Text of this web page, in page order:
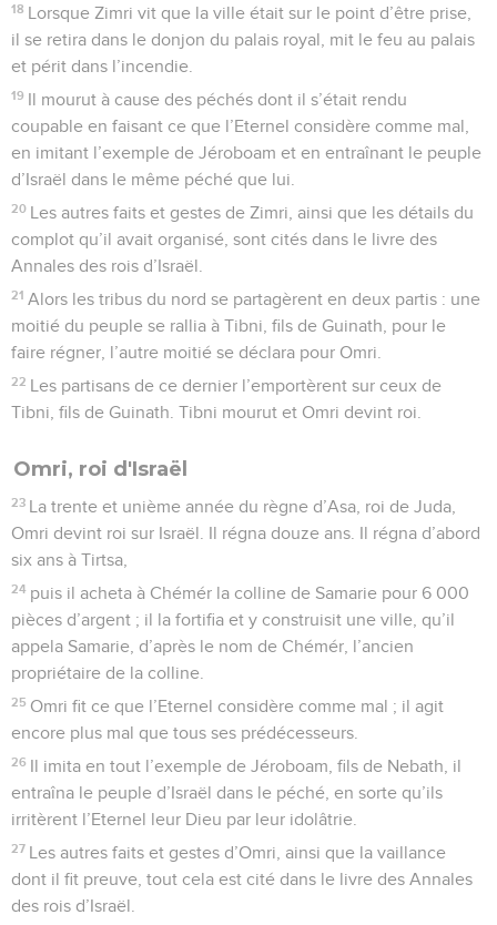
18 Lorsque Zimri vit que la ville était sur le point d’être prise,
il se retira dans le donjon du palais royal, mit le feu au palais
et périt dans l’incendie.
19 Il mourut à cause des péchés dont il s’était rendu
coupable en faisant ce que l’Eternel considère comme mal,
en imitant l’exemple de Jéroboam et en entraînant le peuple
d’Israël dans le même péché que lui.
20 Les autres faits et gestes de Zimri, ainsi que les détails du
complot qu’il avait organisé, sont cités dans le livre des
Annales des rois d’Israël.
21 Alors les tribus du nord se partagèrent en deux partis : une
moitié du peuple se rallia à Tibni, fils de Guinath, pour le
faire régner, l’autre moitié se déclara pour Omri.
22 Les partisans de ce dernier l’emportèrent sur ceux de
Tibni, fils de Guinath. Tibni mourut et Omri devint roi.
Omri, roi d'Israël
23 La trente et unième année du règne d’Asa, roi de Juda,
Omri devint roi sur Israël. Il régna douze ans. Il régna d’abord
six ans à Tirtsa,
24 puis il acheta à Chémér la colline de Samarie pour 6 000
pièces d’argent ; il la fortifia et y construisit une ville, qu’il
appela Samarie, d’après le nom de Chémér, l’ancien
propriétaire de la colline.
25 Omri fit ce que l’Eternel considère comme mal ; il agit
encore plus mal que tous ses prédécesseurs.
26 Il imita en tout l’exemple de Jéroboam, fils de Nebath, il
entraîna le peuple d’Israël dans le péché, en sorte qu’ils
irritèrent l’Eternel leur Dieu par leur idolâtrie.
27 Les autres faits et gestes d’Omri, ainsi que la vaillance
dont il fit preuve, tout cela est cité dans le livre des Annales
des rois d’Israël.